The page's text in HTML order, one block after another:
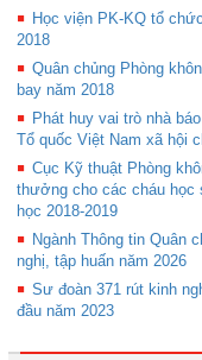
Học viện PK-KQ tổ
2018
Quân chủng Phòng
bay năm 2018
Phát huy vai trò nhà
Tổ quốc Việt Nam xã hội
Cục Kỹ thuật Phòng
thưởng cho các cháu học
học 2018-2019
Ngành Thông tin Quân
nghị, tập huấn năm 2026
Sư đoàn 371 rút kinh
đầu năm 2023